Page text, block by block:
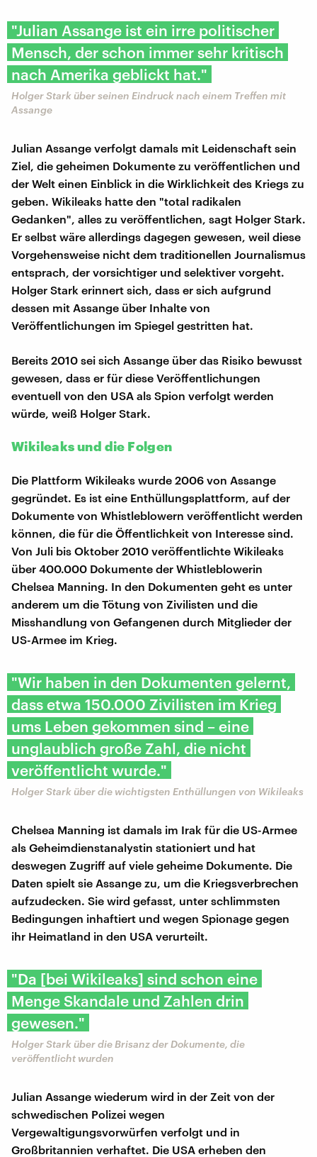
"Julian Assange ist ein irre politischer
Mensch, der schon immer sehr kritisch
nach Amerika geblickt hat."
Holger Stark über seinen Eindruck nach einem Treffen mit
Assange
Julian Assange verfolgt damals mit Leidenschaft sein
Ziel, die geheimen Dokumente zu veröffentlichen und
der Welt einen Einblick in die Wirklichkeit des Kriegs zu
geben. Wikileaks hatte den "total radikalen
Gedanken", alles zu veröffentlichen, sagt Holger Stark.
Er selbst wäre allerdings dagegen gewesen, weil diese
Vorgehensweise nicht dem traditionellen Journalismus
entsprach, der vorsichtiger und selektiver vorgeht.
Holger Stark erinnert sich, dass er sich aufgrund
dessen mit Assange über Inhalte von
Veröffentlichungen im Spiegel gestritten hat.
Bereits 2010 sei sich Assange über das Risiko bewusst
gewesen, dass er für diese Veröffentlichungen
eventuell von den USA als Spion verfolgt werden
würde, weiß Holger Stark.
Wikileaks und die Folgen
Die Plattform Wikileaks wurde 2006 von Assange
gegründet. Es ist eine Enthüllungsplattform, auf der
Dokumente von Whistleblowern veröffentlicht werden
können, die für die Öffentlichkeit von Interesse sind.
Von Juli bis Oktober 2010 veröffentlichte Wikileaks
über 400.000 Dokumente der Whistleblowerin
Chelsea Manning. In den Dokumenten geht es unter
anderem um die Tötung von Zivilisten und die
Misshandlung von Gefangenen durch Mitglieder der
US-Armee im Krieg.
"Wir haben in den Dokumenten gelernt,
dass etwa 150.000 Zivilisten im Krieg
ums Leben gekommen sind – eine
unglaublich große Zahl, die nicht
veröffentlicht wurde."
Holger Stark über die wichtigsten Enthüllungen von Wikileaks
Chelsea Manning ist damals im Irak für die US-Armee
als Geheimdienstanalystin stationiert und hat
deswegen Zugriff auf viele geheime Dokumente. Die
Daten spielt sie Assange zu, um die Kriegsverbrechen
aufzudecken. Sie wird gefasst, unter schlimmsten
Bedingungen inhaftiert und wegen Spionage gegen
ihr Heimatland in den USA verurteilt.
"Da [bei Wikileaks] sind schon eine
Menge Skandale und Zahlen drin
gewesen."
Holger Stark über die Brisanz der Dokumente, die
veröffentlicht wurden
Julian Assange wiederum wird in der Zeit von der
schwedischen Polizei wegen
Vergewaltigungsvorwürfen verfolgt und in
Großbritannien verhaftet. Die USA erheben den